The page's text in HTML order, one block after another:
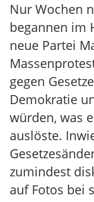
Nur Wochen
begannen im
neue Partei
gegen
Demokratie
würden, was
auslöste.
zumindest
auf Fotos bei